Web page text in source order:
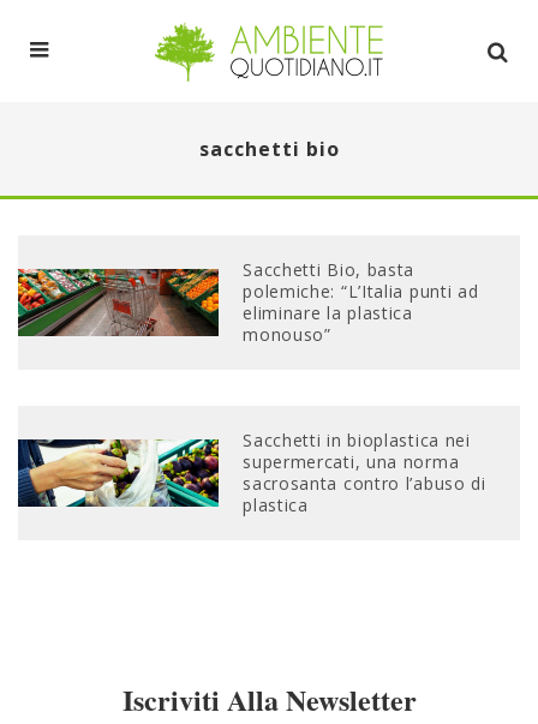
sacchetti bio
Sacchetti Bio, basta
polemiche: “L’Italia punti ad
eliminare la plastica
monouso”
Sacchetti in bioplastica nei
supermercati, una norma
sacrosanta contro l’abuso di
plastica
Iscriviti Alla Newsletter